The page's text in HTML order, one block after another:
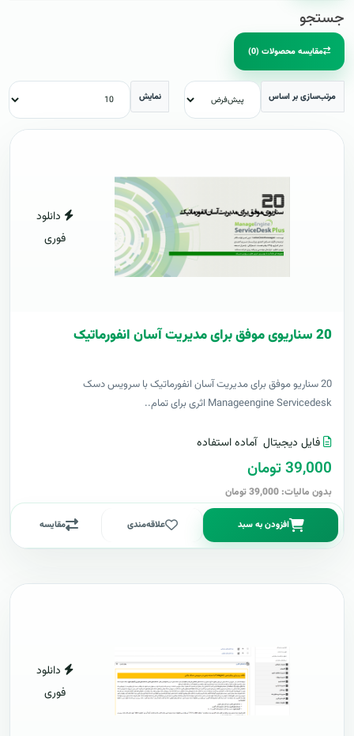
جستجو
مقایسه محصولات (0)
مرتب‌سازی بر اساس نمایش
دانلود
فوری
20 سناریوی موفق برای مدیریت آسان انفورماتیک
20 سناریو موفق برای مدیریت آسان انفورماتیک با سرویس دسک
Manageengine Servicedesk اثری برای تمام..
فایل دیجیتال آماده استفاده
39,000 تومان
بدون مالیات: 39,000 تومان
افزودن به سبد علاقه‌مندی مقایسه
دانلود
فوری